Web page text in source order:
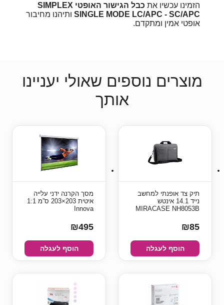
הזמינו עכשיו את
כבל הגישור האופטי SIMPLEX
SINGLE MODE LC/APC - SC/APC ותיהנו מחיבור
אופטי אמין ומתקדם.
מוצרים נוספים שאולי יעניינו
אותך
תיק צד אופנתי למחשב
נייד 14.1 אינטש
MIRACASE NH8053B
₪85
הוסף לעגלה
מסך הקרנה ידני עלייה
איטית 203×203 ס”מ 1:1
Innova
₪495
הוסף לעגלה